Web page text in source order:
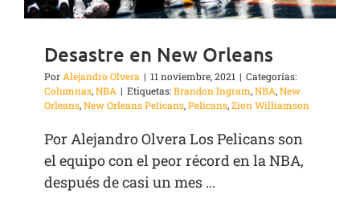
Desastre en New Orleans
Por Alejandro Olvera | 11 noviembre, 2021 | Categorías:
Columnas,NBA | Etiquetas:Brandon Ingram,NBA,New
Orleans,New Orleans Pelicans,Pelicans,Zion Williamson
Por Alejandro Olvera Los Pelicans son
el equipo con el peor récord en la NBA,
después de casi un mes ...